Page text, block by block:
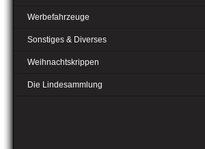
Werbefahrzeuge
Sonstiges & Diverses
Weihnachtskrippen
Die Lindesammlung